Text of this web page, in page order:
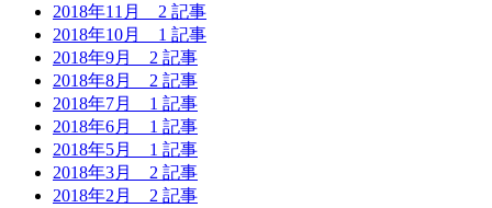
2018年11月 2 記事
2018年10月 1 記事
2018年9月 2 記事
2018年8月 2 記事
2018年7月 1 記事
2018年6月 1 記事
2018年5月 1 記事
2018年3月 2 記事
2018年2月 2 記事